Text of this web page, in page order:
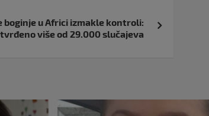
boginje u Africi izmakle kontroli:
više od 29.000 slučajeva